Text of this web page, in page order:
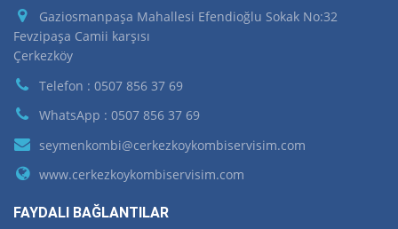
Gaziosmanpaşa Mahallesi Efendioğlu Sokak No:32
Fevzipaşa Camii karşısı
Çerkezköy
Telefon : 0507 856 37 69
WhatsApp : 0507 856 37 69
seymenkombi@cerkezkoykombiservisim.com
www.cerkezkoykombiservisim.com
FAYDALI BAĞLANTILAR